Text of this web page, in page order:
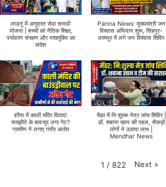
लाडनूं में अणुव्रत सेवा सारथी
योजना | बच्चों को नैतिक शिक्षा,
पर्यावरण संरक्षण और नशामुक्ति का
संदेश
Panna News: मुख्यमंत्री जन
विश्वास अभियान शुरू, सिंहपुर-
धरमपुर में लगे जन विश्वास शिविर
हरैया में काली मंदिर विवाद!
समझौते के बावजूद लगा गेट?
ग्रामीण ने लगाए गंभीर आरोप
मेंढर में निःशुल्क नेत्र जांच शिविर |
डॉ. शबाना खान की पहल, सैकड़ों
लोगों ने उठाया लाभ |
Mendhar News
1 / 822 Next »